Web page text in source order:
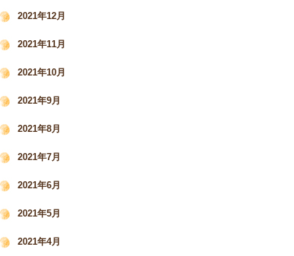
2021年12月
2021年11月
2021年10月
2021年9月
2021年8月
2021年7月
2021年6月
2021年5月
2021年4月